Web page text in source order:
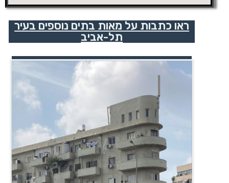
ראו כתבות על מאות בתים נוספים בעיר
תל-אביב